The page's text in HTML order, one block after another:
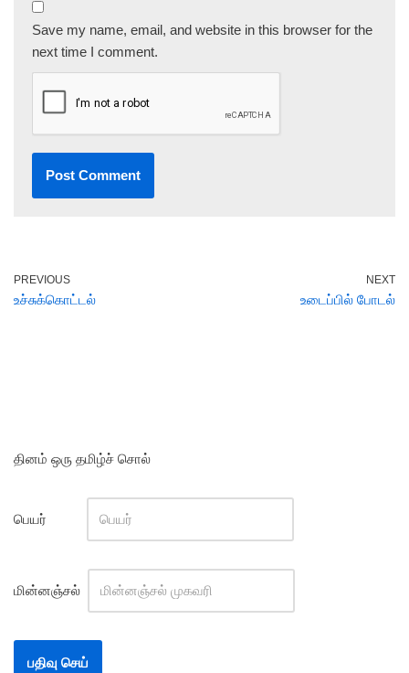
Save my name, email, and website in this browser for the
next time I comment.
PREVIOUS
உச்சுக்கொட்டல்
NEXT
உடைப்பில் போடல்
தினம் ஒரு தமிழ்ச் சொல்
பெயர்
மின்னஞ்சல்